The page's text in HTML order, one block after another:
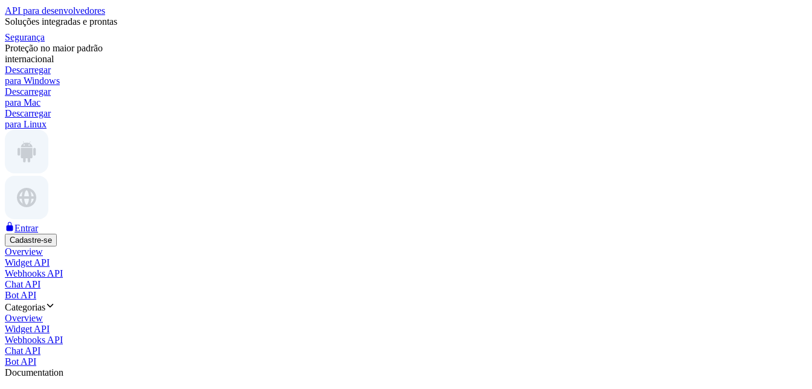
API para desenvolvedores
Soluções integradas e prontas
Segurança
Proteção no maior padrão
internacional
Descarregar
para Windows
Descarregar
para Mac
Descarregar
para Linux
Entrar
Cadastre-se
Overview
Widget API
Webhooks API
Chat API
Bot API
Categorias
Overview
Widget API
Webhooks API
Chat API
Bot API
Documentation